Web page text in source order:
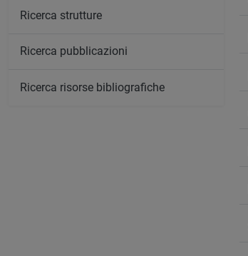
Ricerca strutture
Ricerca pubblicazioni
Ricerca risorse bibliografiche